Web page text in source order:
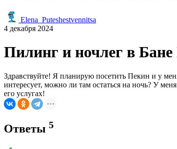
Elena_Puteshestvennitsa
4 декабря 2024
Пилинг и ночлег в
Здравствуйте! Я планирую посетить Пекин и у
интересует, можно ли там остаться на ночь? У
его услугах!
Ответы 5